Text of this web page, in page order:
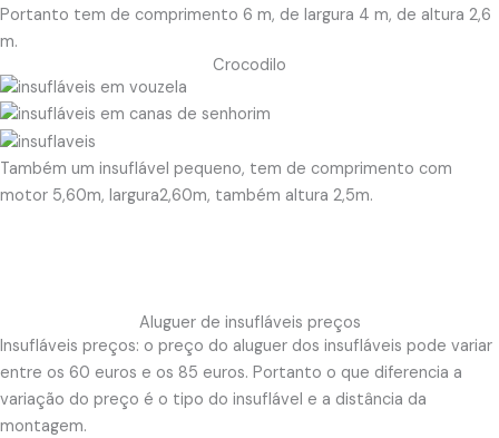
Portanto tem de comprimento 6 m, de largura 4 m, de altura 2,6
m.
Crocodilo
Também um insuflável pequeno, tem de comprimento com
motor 5,60m, largura2,60m, também altura 2,5m.
Aluguer de insufláveis preços
Insufláveis preços: o preço do aluguer dos insufláveis pode variar
entre os 60 euros e os 85 euros. Portanto o que diferencia a
variação do preço é o tipo do insuflável e a distância da
montagem.